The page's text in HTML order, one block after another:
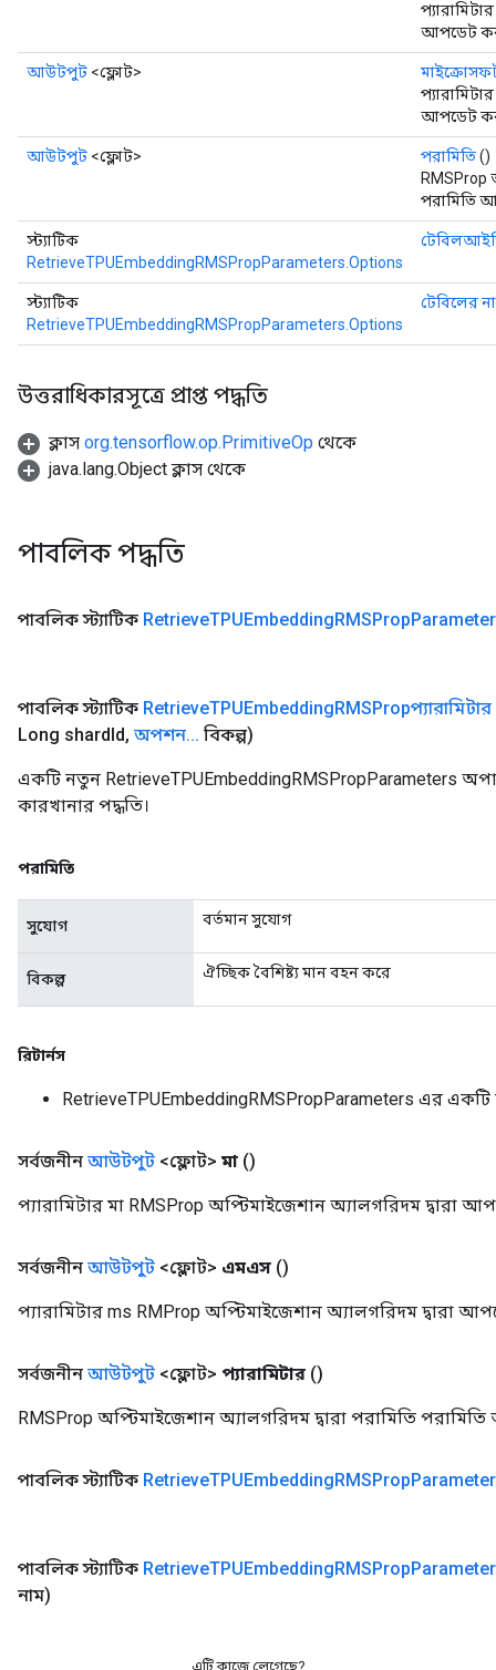
আপডেট
আউটপুট <ফ্লোট>
আপডেট
আউটপুট <ফ্লোট> পরামিতি()
RMSProp
পরামিতি
স্ট্যাটিক
RetrieveTPUEmbeddingRMSPropParameters.Options
স্ট্যাটিক
RetrieveTPUEmbeddingRMSPropParameters.Options
টেবিলের
উত্তরাধিকারসূত্রে প্রাপ্ত পদ্ধতি
ক্লাস org.tensorflow.op.PrimitiveOp থেকে
java.lang.Object ক্লাস থেকে
পাবলিক পদ্ধতি
পাবলিক স্ট্যাটিক RetrieveTPUEmbeddingRMSProp
পাবলিক স্ট্যাটিক RetrieveTPUEmbeddingRMSPropপ্যারামিটার
Long shardId, অপশন... বিকল্প)
একটি নতুন RetrieveTPUEmbeddingRMSPropParameters
কারখানার পদ্ধতি।
পরামিতি
সুযোগ বর্তমান সুযোগ
বিকল্প ঐচ্ছিক বৈশিষ্ট্য মান বহন করে
রিটার্নস
RetrieveTPUEmbeddingRMSPropParameters এর
সর্বজনীন আউটপুট <ফ্লোট> মা ()
প্যারামিটার মা RMSProp অপ্টিমাইজেশান অ্যালগরিদম দ্বারা
সর্বজনীন আউটপুট <ফ্লোট> এমএস ()
প্যারামিটার ms RMProp অপ্টিমাইজেশান অ্যালগরিদম দ্বারা
সর্বজনীন আউটপুট <ফ্লোট> প্যারামিটার ()
RMSProp অপ্টিমাইজেশান অ্যালগরিদম দ্বারা পরামিতি
পাবলিক স্ট্যাটিক RetrieveTPUEmbeddingRMSProp
পাবলিক স্ট্যাটিক RetrieveTPUEmbeddingRMSProp
নাম)
এটি কাজে লেগেছে?